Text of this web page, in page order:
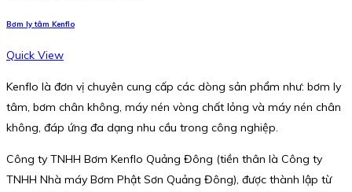
Bơm ly tâm Kenflo
Quick View
Kenflo là đơn vị chuyên cung cấp các dòng sản phẩm như: bơm ly
tâm, bơm chân không, máy nén vòng chất lỏng và máy nén chân
không, đáp ứng đa dạng nhu cầu trong công nghiệp.
Công ty TNHH Bơm Kenflo Quảng Đông (tiền thân là Công ty
TNHH Nhà máy Bơm Phật Sơn Quảng Đông), được thành lập từ